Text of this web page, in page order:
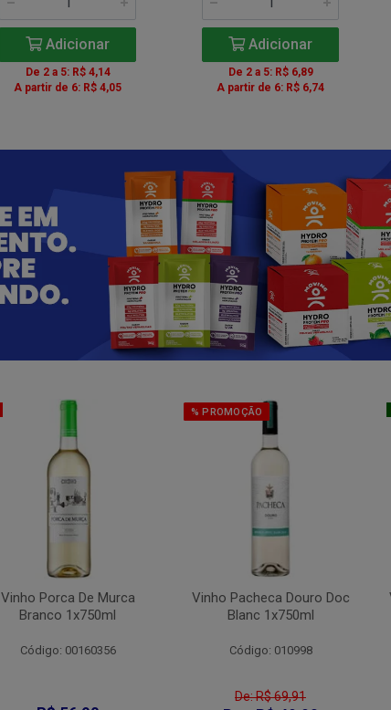
Adicionar
De 2 a 5: R$ 4,14
A partir de 6: R$ 4,05
Adicionar
De 2 a 5: R$ 6,89
A partir de 6: R$ 6,74
Vinho Porca De Murca
Branco 1x750ml
Código: 00160356
% PROMOÇÃO
Vinho Pacheca Douro Doc
Blanc 1x750ml
Código: 010998
De: R$ 69,91